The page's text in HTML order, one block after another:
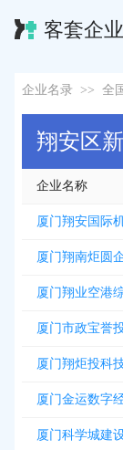
客套企
企业名录 >> 全
翔安区
企业名称
厦门翔安国际
厦门翔南炬圆
厦门翔业空港
厦门市政宝誉
厦门翔炬投科
厦门金运数字
厦门科学城建